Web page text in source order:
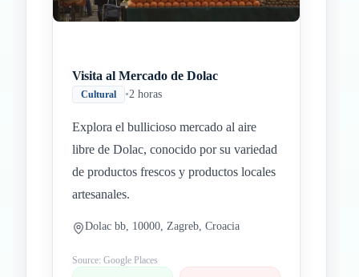
Visita al Mercado de Dolac
Cultural •2 horas
Explora el bullicioso mercado al aire
libre de Dolac, conocido por su variedad
de productos frescos y productos locales
artesanales.
Dolac bb, 10000, Zagreb, Croacia
Source: Google Places